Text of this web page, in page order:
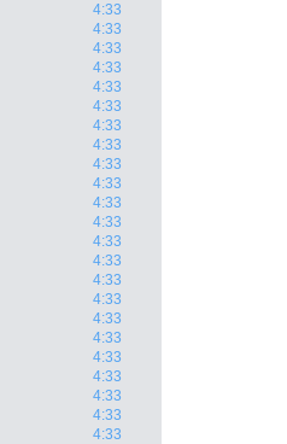
4:33
4:33
4:33
4:33
4:33
4:33
4:33
4:33
4:33
4:33
4:33
4:33
4:33
4:33
4:33
4:33
4:33
4:33
4:33
4:33
4:33
4:33
4:33